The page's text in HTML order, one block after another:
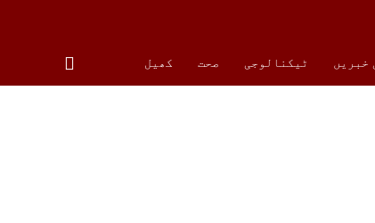
خبریں ٹیکنالوجی صحت کھیل